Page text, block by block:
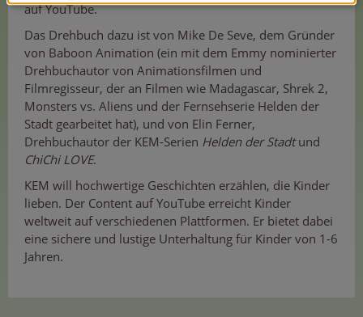
auf YouTube.
Das Drehbuch dazu ist von Mike De Seve, dem Gründer
von Baboon Animation (ein mit dem Emmy nominierter
Drehbuchautor von Animationsfilmen und
Filmregisseur, der an Filmen wie Madagascar, Shrek 2,
Monsters vs. Aliens und der Fernsehserie Helden der
Stadt gearbeitet hat), und von Elin Ferner,
Drehbuchautor der KEM-Serien Helden der Stadtund
ChiChi LOVE.
KEM will hochwertige Geschichten erzählen, die Kinder
lieben. Der Content auf YouTube erreicht Kinder
weltweit auf verschiedenen Plattformen. Er bietet dabei
eine sichere und lustige Unterhaltung für Kinder von 1-6
Jahren.